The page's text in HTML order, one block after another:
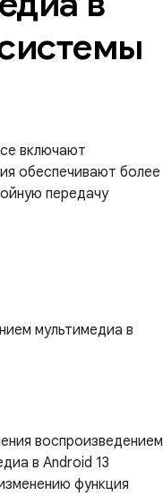
включают
обеспечивают более
передачу
мультимедиа в
воспроизведением
в Android 13
функция